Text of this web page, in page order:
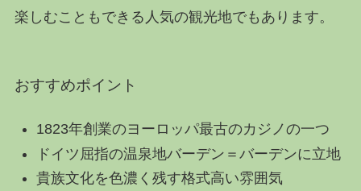
楽しむこともできる人気の観光地でもあります。
おすすめポイント
1823年創業のヨーロッパ最古のカジノの一つ
ドイツ屈指の温泉地バーデン＝バーデンに立地
貴族文化を色濃く残す格式高い雰囲気